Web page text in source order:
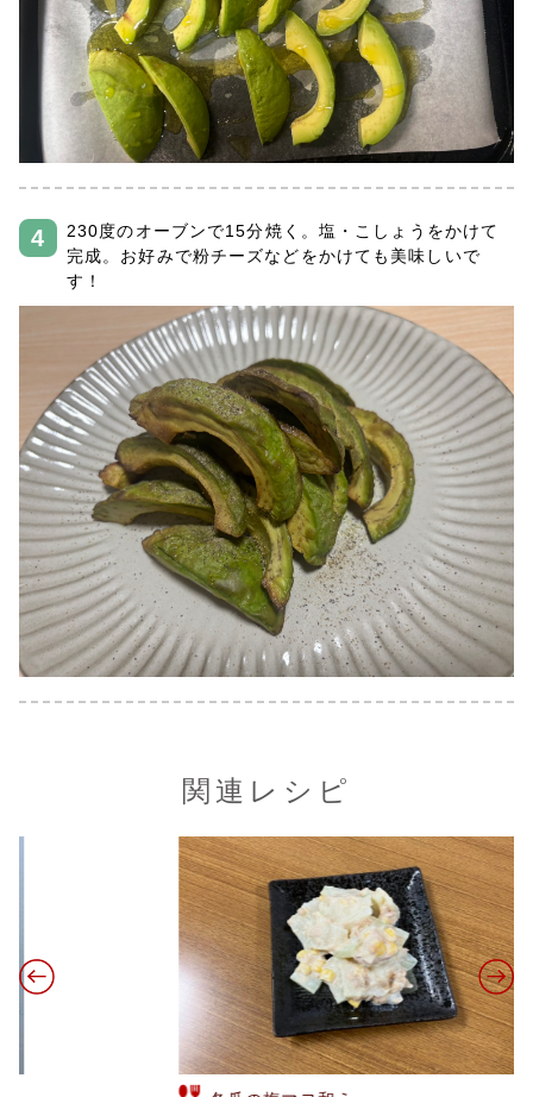
230度のオーブンで15分焼く。塩・こしょうをかけて
完成。お好みで粉チーズなどをかけても美味しいで
す！
関連レシピ